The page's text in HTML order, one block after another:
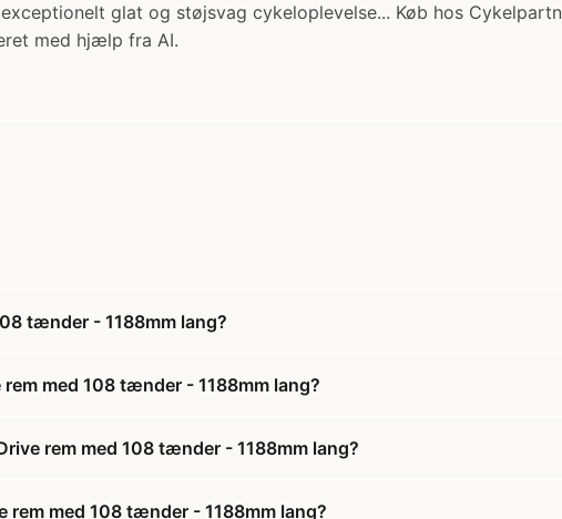
glat og støjsvag cykeloplevelse... Køb hos
med hjælp fra AI.
tænder - 1188mm lang?
med 108 tænder - 1188mm lang?
rem med 108 tænder - 1188mm lang?
rem med 108 tænder - 1188mm lang?